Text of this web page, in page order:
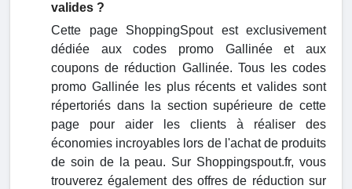
valides ?
Cette page ShoppingSpout est exclusivement
dédiée aux codes promo Gallinée et aux
coupons de réduction Gallinée. Tous les codes
promo Gallinée les plus récents et valides sont
répertoriés dans la section supérieure de cette
page pour aider les clients à réaliser des
économies incroyables lors de l'achat de produits
de soin de la peau. Sur Shoppingspout.fr, vous
trouverez également des offres de réduction sur